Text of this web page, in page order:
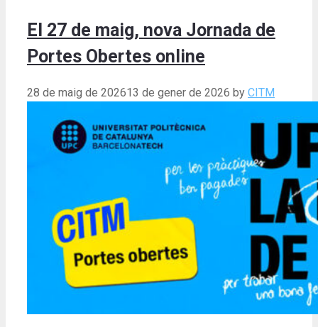
El 27 de maig, nova Jornada de
Portes Obertes online
28 de maig de 202613 de gener de 2026 by CITM